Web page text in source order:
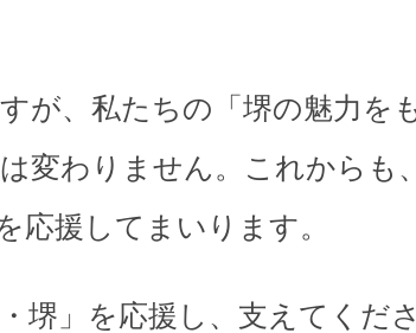
が、私たちの「堺の魅力を
変わりません。これからも
応援してまいります。
堺」を応援し、支えてくだ